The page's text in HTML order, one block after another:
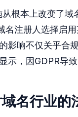
从根本上改变了
名注册人选择启
影响不仅关乎合
示，因GDPR导
名行业的